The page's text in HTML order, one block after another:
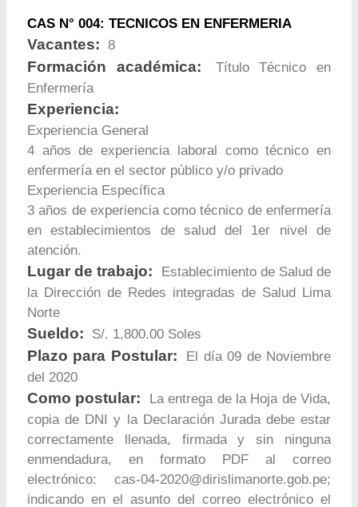
CAS N° 004: TECNICOS EN ENFERMERIA
Vacantes: 8
Formación académica:
Título Técnico en
Enfermería
Experiencia:
Experiencia General
4 años de experiencia laboral como técnico en
enfermería en el sector público y/o privado
Experiencia Específica
3 años de experiencia como técnico de enfermería
en establecimientos de salud del 1er nivel de
atención.
Lugar de trabajo:
Establecimiento de Salud de
la Dirección de Redes integradas de Salud Lima
Norte
Sueldo: S/. 1,800.00 Soles
Plazo para Postular:
El día 09 de Noviembre
del 2020
Como postular:
La entrega de la Hoja de Vida,
copia de DNI y la Declaración Jurada debe estar
correctamente llenada, firmada y sin ninguna
enmendadura, en formato PDF al correo
electrónico: cas-04-2020@dirislimanorte.gob.pe;
indicando en el asunto del correo electrónico el